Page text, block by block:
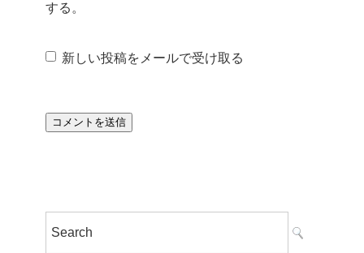
する。
新しい投稿をメールで受け取る